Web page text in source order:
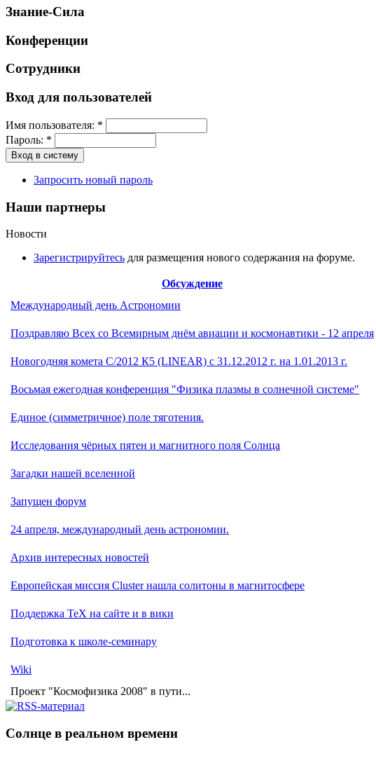
Знание-Сила
Конференции
Сотрудники
Вход для пользователей
Имя пользователя: *
Пароль: *
Запросить новый пароль
Наши партнеры
Новости
Зарегистрируйтесь для размещения нового содержания на форуме.
Обсуждение
Международный день Астрономии
Поздравляю Всех со Всемирным днём авиации и космонавтики - 12 апреля
Новогодняя комета С/2012 К5 (LINEAR) с 31.12.2012 г. на 1.01.2013 г.
Восьмая ежегодная конференция "Физика плазмы в солнечной системе"
Единое (симметричное) поле тяготения.
Исследования чёрных пятен и магнитного поля Солнца
Загадки нашей вселенной
Запущен форум
24 апреля, международный день астрономии.
Архив интересных новостей
Европейская миссия Cluster нашла солитоны в магнитосфере
Поддержка TeX на сайте и в вики
Подготовка к школе-семинару
Wiki
Проект "Космофизика 2008" в пути...
Солнце в реальном времени